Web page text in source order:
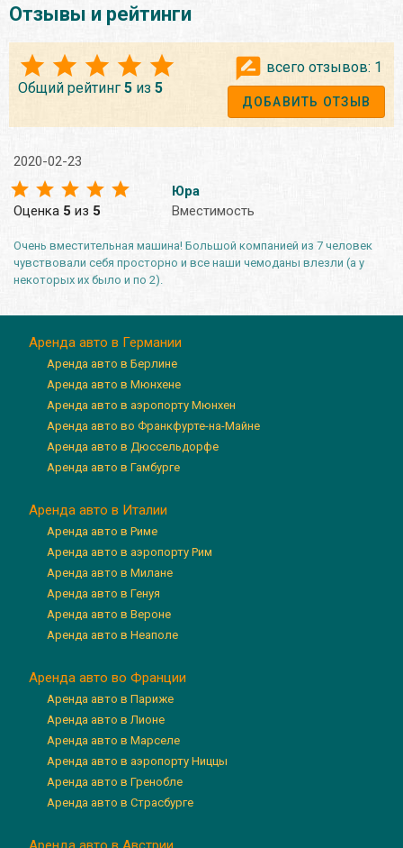
Отзывы и рейтинги
Общий рейтинг 5 из 5
всего отзывов: 1
ДОБАВИТЬ ОТЗЫВ
2020-02-23
Оценка 5 из 5
Юра
Вместимость
Очень вместительная машина! Большой компанией из 7 человек
чувствовали себя просторно и все наши чемоданы влезли (а у
некоторых их было и по 2).
Аренда авто в Германии
Аренда авто в Берлине
Аренда авто в Мюнхене
Аренда авто в аэропорту Мюнхен
Аренда авто во Франкфурте-на-Майне
Аренда авто в Дюссельдорфе
Аренда авто в Гамбурге
Аренда авто в Италии
Аренда авто в Риме
Аренда авто в аэропорту Рим
Аренда авто в Милане
Аренда авто в Генуя
Аренда авто в Вероне
Аренда авто в Неаполе
Аренда авто во Франции
Аренда авто в Париже
Аренда авто в Лионе
Аренда авто в Марселе
Аренда авто в аэропорту Ниццы
Аренда авто в Гренобле
Аренда авто в Страсбурге